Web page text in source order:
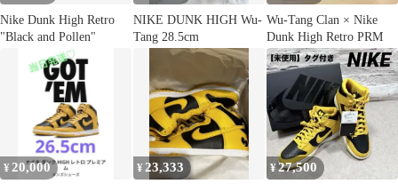
Nike Dunk High Retro
"Black and Pollen"
NIKE DUNK HIGH Wu-
Tang 28.5cm
Wu-Tang Clan × Nike
Dunk High Retro PRM
¥ 20,000 ¥ 23,333 ¥27,500